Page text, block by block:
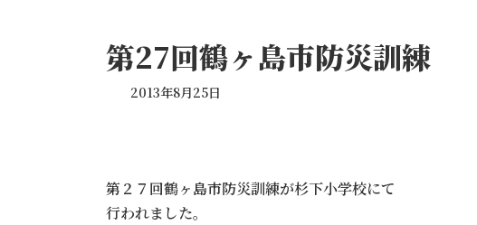
第27回鶴ヶ島市防災訓練
2013年8月25日
第２７回鶴ヶ島市防災訓練が杉下小学校にて
行われました。